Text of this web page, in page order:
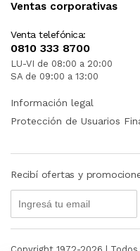
Ventas corporativas
Venta telefónica:
0810 333 8700
LU-VI de 08:00 a 20:00
SA de 09:00 a 13:00
Información legal
Protección de Usuarios
Recibí ofertas y